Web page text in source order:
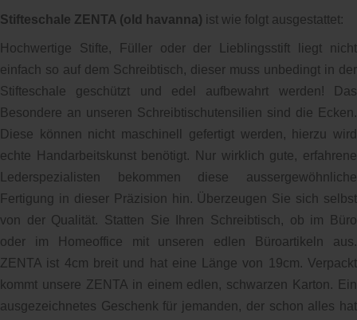
Stifteschale ZENTA (old havanna) ist wie folgt ausgestattet:
Hochwertige Stifte, Füller oder der Lieblingsstift liegt nicht
einfach so auf dem Schreibtisch, dieser muss unbedingt in der
Stifteschale geschützt und edel aufbewahrt werden! Das
Besondere an unseren Schreibtischutensilien sind die Ecken.
Diese können nicht maschinell gefertigt werden, hierzu wird
echte Handarbeitskunst benötigt. Nur wirklich gute, erfahrene
Lederspezialisten bekommen diese aussergewöhnliche
Fertigung in dieser Präzision hin. Überzeugen Sie sich selbst
von der Qualität. Statten Sie Ihren Schreibtisch, ob im Büro
oder im Homeoffice mit unseren edlen Büroartikeln aus.
ZENTA ist 4cm breit und hat eine Länge von 19cm. Verpackt
kommt unsere ZENTA in einem edlen, schwarzen Karton. Ein
ausgezeichnetes Geschenk für jemanden, der schon alles hat